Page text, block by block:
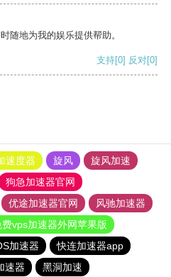
随地为我的娱乐提供帮助。
支持[0] 反对[0]
速度器 旋风
旋风加速
狗急加速器官网
优途加速器官网
风驰加速器
费vps加速器外网苹果版
加速器
快连加速器app
速器 黑洞加速